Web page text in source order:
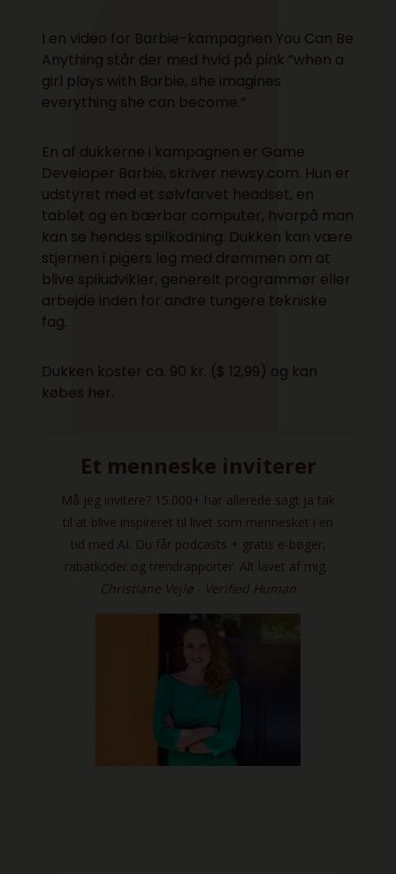
I en video for Barbie-kampagnen You Can Be
Anything står der med hvid på pink ”when a
girl plays with Barbie, she imagines
everything she can become.”
En af dukkerne i kampagnen er Game
Developer Barbie, skriver newsy.com. Hun er
udstyret med et sølvfarvet headset, en
tablet og en bærbar computer, hvorpå man
kan se hendes spilkodning. Dukken kan være
stjernen i pigers leg med drømmen om at
blive spiludvikler, generelt programmør eller
arbejde inden for andre tungere tekniske
fag.
Dukken koster ca. 90 kr. ($ 12,99) og kan
købes her.